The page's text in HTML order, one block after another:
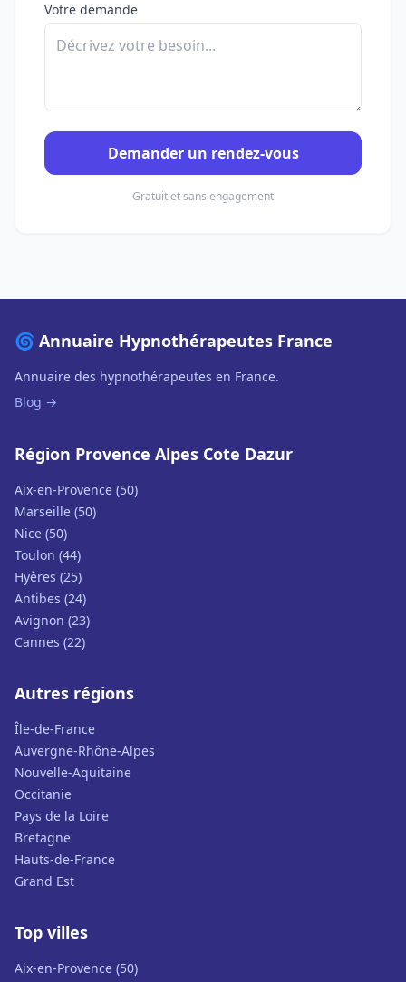
Votre demande
Demander un rendez-vous
Gratuit et sans engagement
🌀 Annuaire Hypnothérapeutes France
Annuaire des hypnothérapeutes en France.
Blog →
Région Provence Alpes Cote Dazur
Aix-en-Provence (50)
Marseille (50)
Nice (50)
Toulon (44)
Hyères (25)
Antibes (24)
Avignon (23)
Cannes (22)
Autres régions
Île-de-France
Auvergne-Rhône-Alpes
Nouvelle-Aquitaine
Occitanie
Pays de la Loire
Bretagne
Hauts-de-France
Grand Est
Top villes
Aix-en-Provence (50)